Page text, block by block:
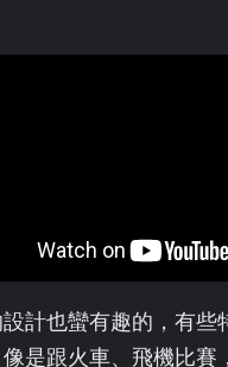
計也蠻有趣的，有些
是跟火車、飛機比賽